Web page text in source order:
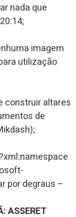
nada que
imagem
utilização
construir altares
de
por degraus –
ASSERET